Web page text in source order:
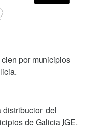
por municipios
distribucion del
de Galicia IGE.